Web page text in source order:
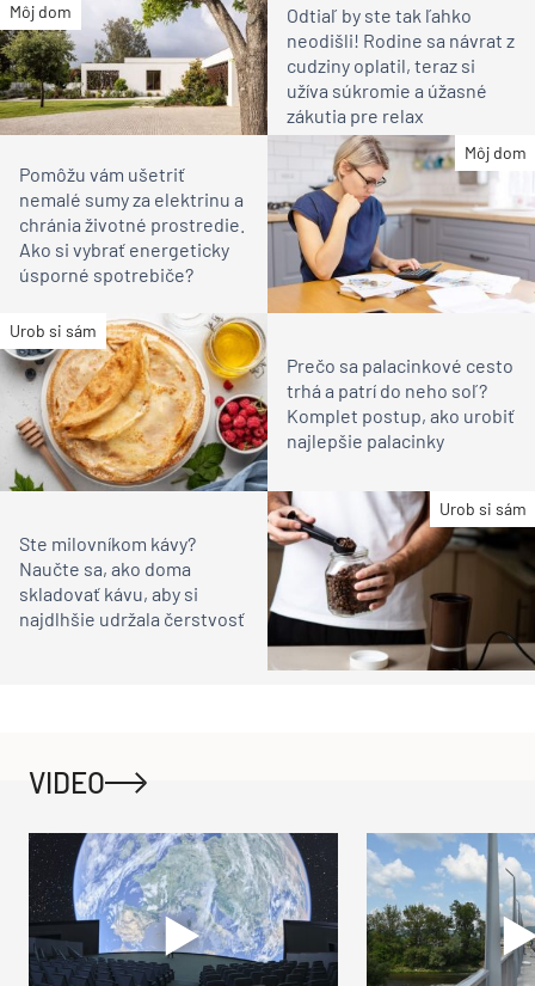
Môj dom
Odtiaľ by ste tak ľahko
neodišli! Rodine sa návrat z
cudziny oplatil, teraz si
užíva súkromie a úžasné
zákutia pre relax
Môj dom
Pomôžu vám ušetriť
nemalé sumy za elektrinu a
chránia životné prostredie.
Ako si vybrať energeticky
úsporné spotrebiče?
Urob si sám
Prečo sa palacinkové cesto
trhá a patrí do neho soľ?
Komplet postup, ako urobiť
najlepšie palacinky
Urob si sám
Ste milovníkom kávy?
Naučte sa, ako doma
skladovať kávu, aby si
najdlhšie udržala čerstvosť
VIDEO